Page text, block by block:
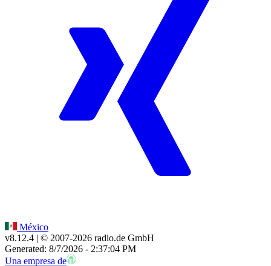
México
v8.12.4 | © 2007-2026 radio.de GmbH
Generated: 8/7/2026 - 2:37:04 PM
Una empresa de